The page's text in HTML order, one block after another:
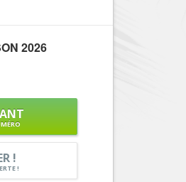
Nice le petit Marais Niçois
Nice la plaine du Var
2026
!
!